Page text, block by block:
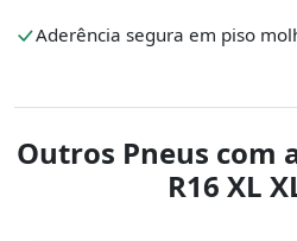
Aderência segura em piso
Outros Pneus com
R16 XL